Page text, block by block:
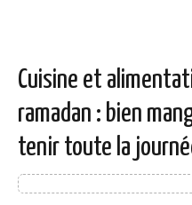
Cuisine et
ramadan : bien
tenir toute la